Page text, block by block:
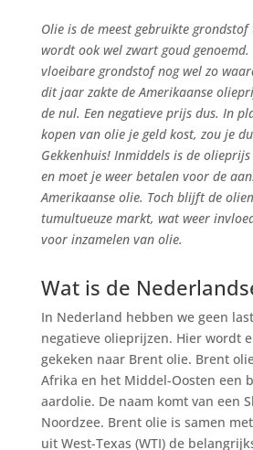
Olie is de meest gebruikte
wordt ook wel zwart goud
vloeibare grondstof nog wel zo
dit jaar zakte de Amerikaanse
de nul. Een negatieve prijs dus. In
kopen van olie je geld kost, zou je
Gekkenhuis! Inmiddels is de
en moet je weer betalen voor de
Amerikaanse olie. Toch blijft de
tumultueuze markt, wat weer
voor inzamelen van olie.
Wat is de
In Nederland hebben we geen
negatieve olieprijzen. Hier wordt
gekeken naar Brent olie. Brent
Afrika en het Middel-Oosten een
aardolie. De naam komt van een
Noordzee. Brent olie is samen
uit West-Texas (WTI) de